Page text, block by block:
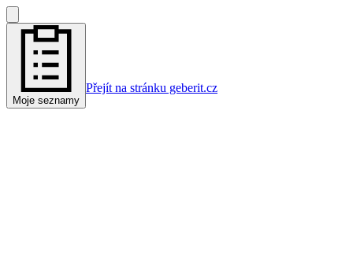
Moje seznamy
Přejít na stránku geberit.cz